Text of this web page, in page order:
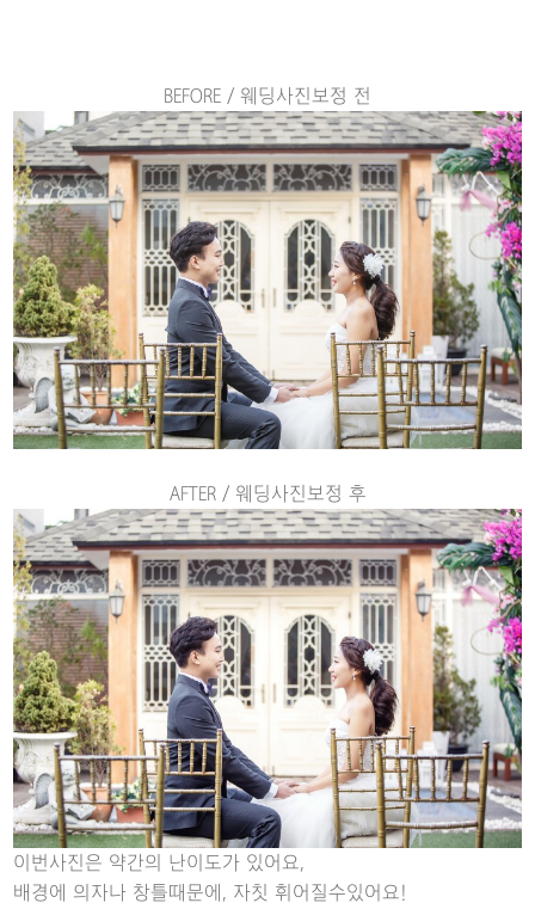
BEFORE / 웨딩사진보정 전
AFTER / 웨딩사진보정 후
이번사진은 약간의 난이도가 있어요,
배경에 의자나 창틀때문에, 자칫 휘어질수있어요!